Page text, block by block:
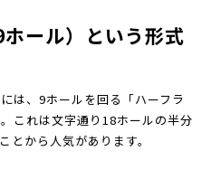
ール）という形式
は、9ホールを回る「ハーフラ
これは文字通り18ホールの半分
とから人気があります。